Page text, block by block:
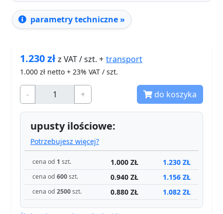
parametry techniczne »
1.230złz VAT / szt. + transport
1.000 zł netto + 23% VAT / szt.
- + do koszyka
upusty ilościowe:
Potrzebujesz więcej?
cena od 1 szt. 1.000 ZŁ 1.230 ZŁ
cena od 600szt. 0.940 ZŁ 1.156 ZŁ
cena od 2500szt. 0.880 ZŁ 1.082 ZŁ